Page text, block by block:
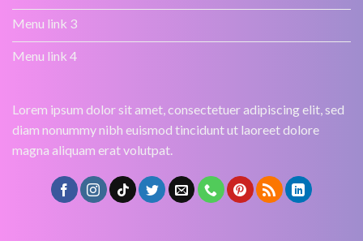
Menu link 3
Menu link 4
Lorem ipsum dolor sit amet, consectetuer adipiscing elit, sed
diam nonummy nibh euismod tincidunt ut laoreet dolore
magna aliquam erat volutpat.